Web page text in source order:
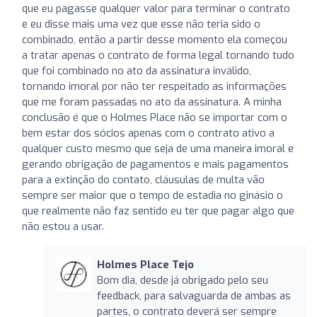
que eu pagasse qualquer valor para terminar o contrato
e eu disse mais uma vez que esse não teria sido o
combinado, então a partir desse momento ela começou
a tratar apenas o contrato de forma legal tornando tudo
que foi combinado no ato da assinatura inválido,
tornando imoral por não ter respeitado as informações
que me foram passadas no ato da assinatura. A minha
conclusão é que o Holmes Place não se importar com o
bem estar dos sócios apenas com o contrato ativo a
qualquer custo mesmo que seja de uma maneira imoral e
gerando obrigação de pagamentos e mais pagamentos
para a extinção do contato, cláusulas de multa vão
sempre ser maior que o tempo de estadia no ginásio o
que realmente não faz sentido eu ter que pagar algo que
não estou a usar.
Holmes Place Tejo
Bom dia, desde já obrigado pelo seu
feedback, para salvaguarda de ambas as
partes, o contrato deverá ser sempre